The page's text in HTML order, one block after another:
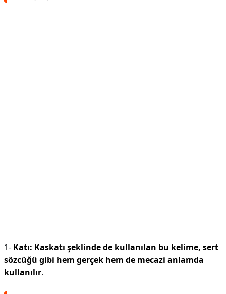
1- Katı: Kaskatı şeklinde de kullanılan bu kelime, sert
sözcüğü gibi hem gerçek hem de mecazi anlamda
kullanılır.